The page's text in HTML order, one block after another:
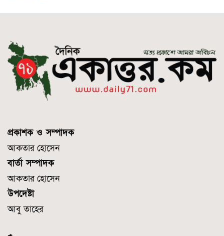
প্রকাশক ও সম্পাদক
আকতার হোসেন
বার্তা সম্পাদক
আকতার হোসেন
উপদেষ্টা
আবু তাহের